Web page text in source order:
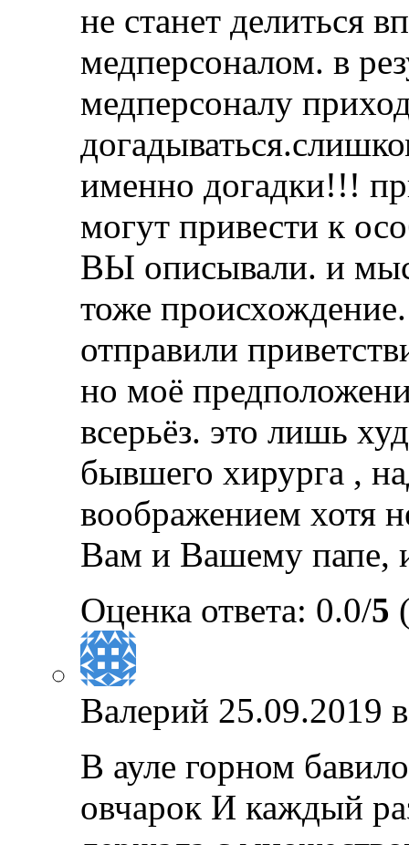
не станет делиться
медперсоналом. в
медперсоналу
именно догадки!!!
могут привести к
ВЫ описывали. и
тоже
отправили
но моё
всерьёз. это лишь
бывшего хирурга ,
воображением хотя
Вам и Вашему папе,
Оценка ответа: 0.0/5
Валерий 25.09.2019
В ауле горном
овчарок И каждый